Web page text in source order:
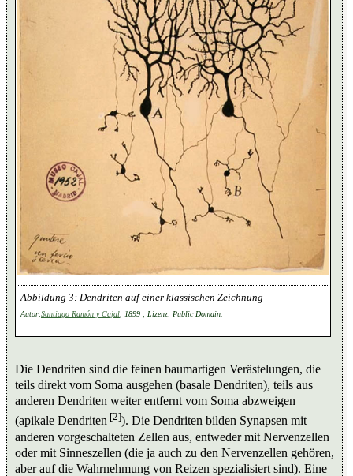
Dendriten auf einer klassischen Zeichnung
Autor:Santiago Ramón y Cajal, 1899 , Lizenz: Public Domain.
Die Dendriten sind die feinen baumartigen Verästelungen, die
teils direkt vom Soma ausgehen (basale Dendriten), teils aus
anderen Dendriten weiter entfernt vom Soma abzweigen
(apikale Dendriten [2]). Die Dendriten bilden Synapsen mit
anderen vorgeschalteten Zellen aus, entweder mit Nervenzellen
oder mit Sinneszellen (die ja auch zu den Nervenzellen gehören,
aber auf die Wahrnehmung von Reizen spezialisiert sind). Eine